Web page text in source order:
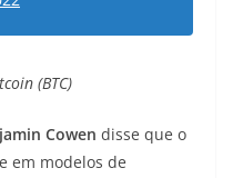
(BTC)
Cowen disse que o
em modelos de